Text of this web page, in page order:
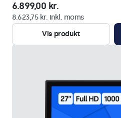
6.899,00 kr.
8.623,75 kr. inkl. moms
Vis produkt